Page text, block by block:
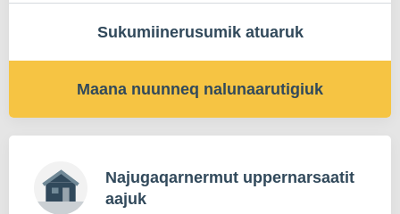
Sukumiinerusumik atuaruk
Maana nuunneq nalunaarutigiuk
Najugaqarnermut uppernarsaatit
aajuk